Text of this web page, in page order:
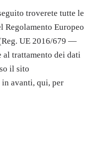
troverete tutte le
Europeo
UE 2016/679 —
al trattamento dei dati
il sito
in avanti, qui, per